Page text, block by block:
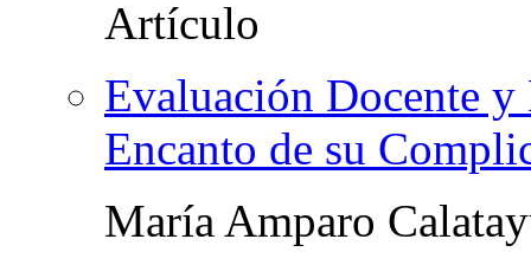
Evaluación Docente
Encanto de su
María Amparo